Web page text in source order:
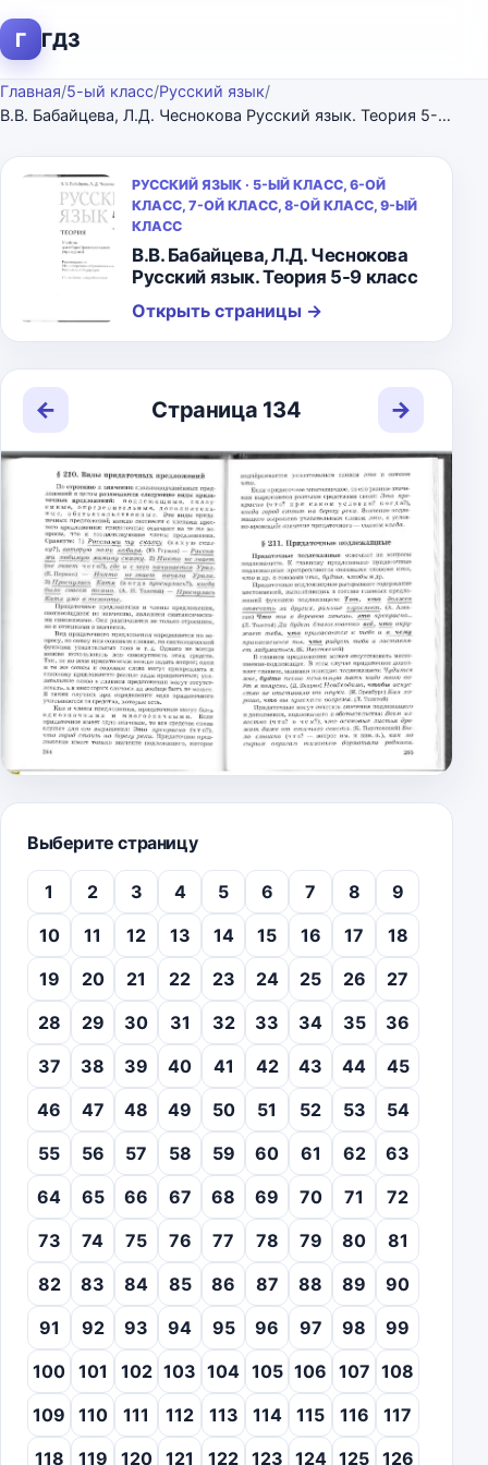
Г ГДЗ
Главная/5-ый класс/Русский язык/
В.В. Бабайцева, Л.Д. Чеснокова Русский язык. Теория 5-9 класс
РУССКИЙ ЯЗЫК · 5-ЫЙ КЛАСС, 6-ОЙ
КЛАСС, 7-ОЙ КЛАСС, 8-ОЙ КЛАСС, 9-ЫЙ
КЛАСС
В.В. Бабайцева, Л.Д. Чеснокова
Русский язык. Теория 5-9 класс
Открыть страницы →
← Страница 134 →
Выберите страницу
1 2 3 4 5 6 7 8
9
10
11 12 13 14 15 16 17
18
19
20 21 22 23 24 25 26
27
28
29 30 31 32 33 34 35
36
37
38 39 40 41 42 43 44
45
46
47 48 49 50 51 52 53
54
55
56 57 58 59 60 61 62
63
64
65 66 67 68 69 70 71
72
73
74 75 76 77 78 79 80
81
82
83 84 85 86 87 88 89
90
91
92 93 94 95 96 97 98
99
100 101 102 103 104 105 106 107 108
109
110 111 112 113 114 115 116
117
118
119 120 121 122 123 124 125 126